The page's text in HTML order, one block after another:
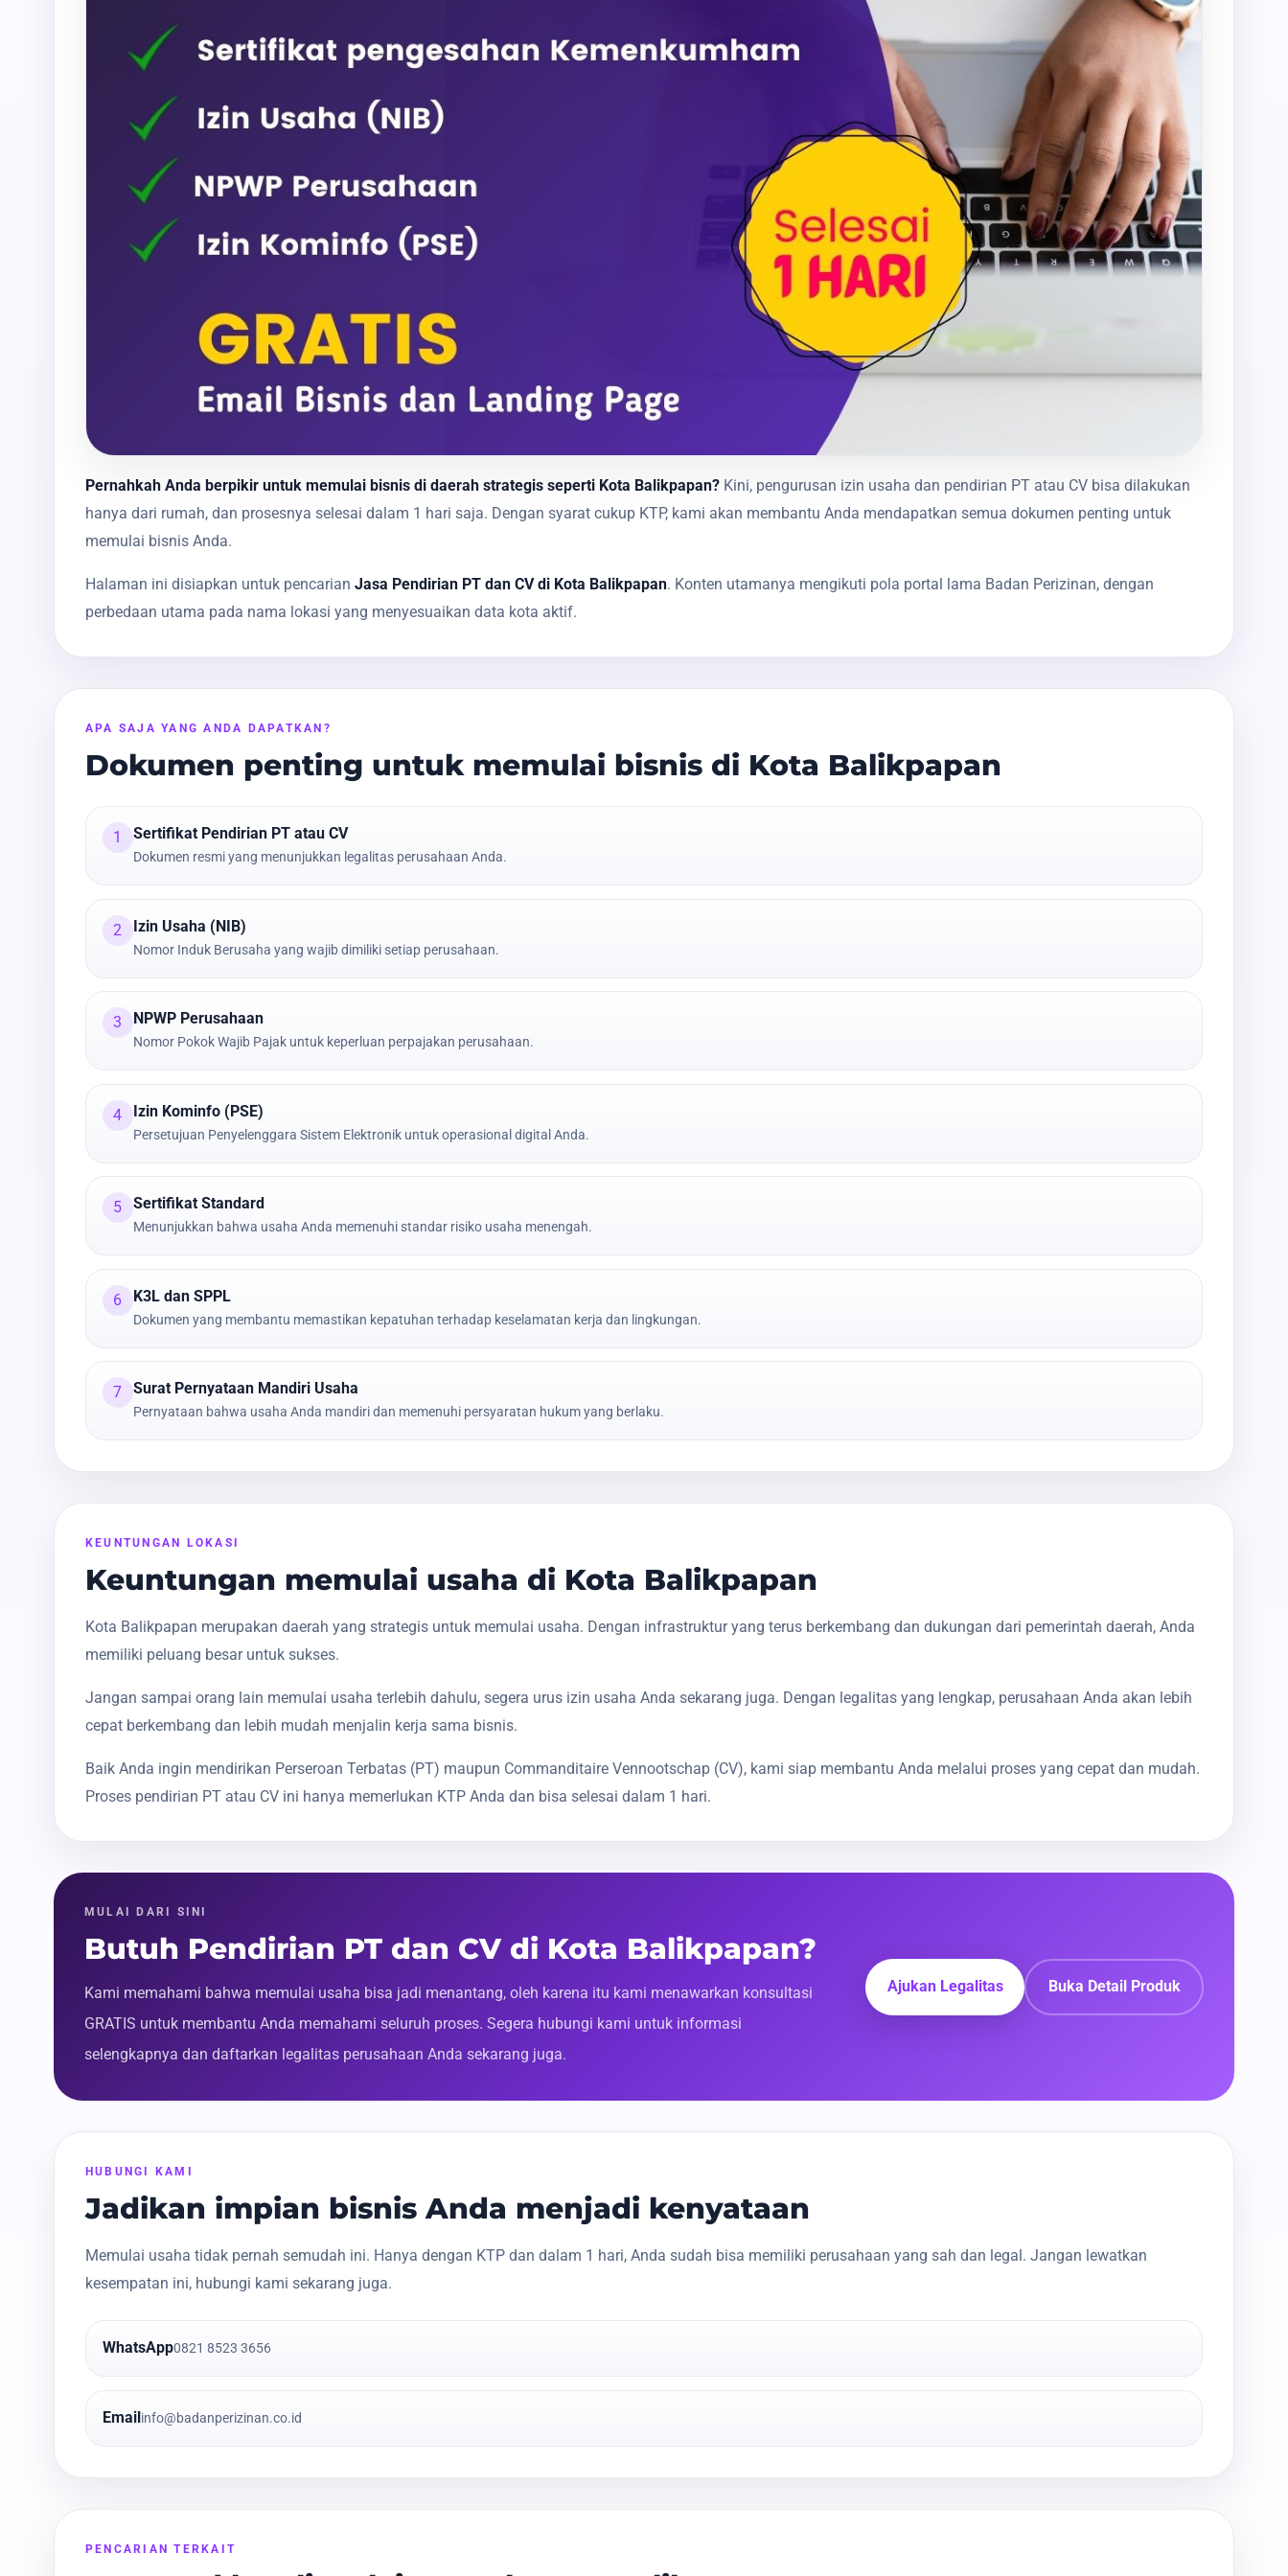
Pernahkah Anda berpikir untuk memulai bisnis di daerah strategis seperti Kota Balikpapan? Kini, pengurusan izin usaha dan pendirian PT atau CV bisa dilakukan
hanya dari rumah, dan prosesnya selesai dalam 1 hari saja. Dengan syarat cukup KTP, kami akan membantu Anda mendapatkan semua dokumen penting untuk
memulai bisnis Anda.
Halaman ini disiapkan untuk pencarian Jasa Pendirian PT dan CV di Kota Balikpapan. Konten utamanya mengikuti pola portal lama Badan Perizinan, dengan
perbedaan utama pada nama lokasi yang menyesuaikan data kota aktif.
APA SAJA YANG ANDA DAPATKAN?
Dokumen penting untuk memulai bisnis di Kota Balikpapan
1 Sertifikat Pendirian PT atau CV
Dokumen resmi yang menunjukkan legalitas perusahaan Anda.
2 Izin Usaha (NIB)
Nomor Induk Berusaha yang wajib dimiliki setiap perusahaan.
3 NPWP Perusahaan
Nomor Pokok Wajib Pajak untuk keperluan perpajakan perusahaan.
4 Izin Kominfo (PSE)
Persetujuan Penyelenggara Sistem Elektronik untuk operasional digital Anda.
5 Sertifikat Standard
Menunjukkan bahwa usaha Anda memenuhi standar risiko usaha menengah.
6 K3L dan SPPL
Dokumen yang membantu memastikan kepatuhan terhadap keselamatan kerja dan lingkungan.
7 Surat Pernyataan Mandiri Usaha
Pernyataan bahwa usaha Anda mandiri dan memenuhi persyaratan hukum yang berlaku.
KEUNTUNGAN LOKASI
Keuntungan memulai usaha di Kota Balikpapan
Kota Balikpapan merupakan daerah yang strategis untuk memulai usaha. Dengan infrastruktur yang terus berkembang dan dukungan dari pemerintah daerah, Anda
memiliki peluang besar untuk sukses.
Jangan sampai orang lain memulai usaha terlebih dahulu, segera urus izin usaha Anda sekarang juga. Dengan legalitas yang lengkap, perusahaan Anda akan lebih
cepat berkembang dan lebih mudah menjalin kerja sama bisnis.
Baik Anda ingin mendirikan Perseroan Terbatas (PT) maupun Commanditaire Vennootschap (CV), kami siap membantu Anda melalui proses yang cepat dan mudah.
Proses pendirian PT atau CV ini hanya memerlukan KTP Anda dan bisa selesai dalam 1 hari.
MULAI DARI SINI
Butuh Pendirian PT dan CV di Kota Balikpapan?
Kami memahami bahwa memulai usaha bisa jadi menantang, oleh karena itu kami menawarkan konsultasi
GRATIS untuk membantu Anda memahami seluruh proses. Segera hubungi kami untuk informasi
selengkapnya dan daftarkan legalitas perusahaan Anda sekarang juga.
Ajukan Legalitas Buka Detail Produk
HUBUNGI KAMI
Jadikan impian bisnis Anda menjadi kenyataan
Memulai usaha tidak pernah semudah ini. Hanya dengan KTP dan dalam 1 hari, Anda sudah bisa memiliki perusahaan yang sah dan legal. Jangan lewatkan
kesempatan ini, hubungi kami sekarang juga.
WhatsApp0821 8523 3656
Emailinfo@badanperizinan.co.id
PENCARIAN TERKAIT